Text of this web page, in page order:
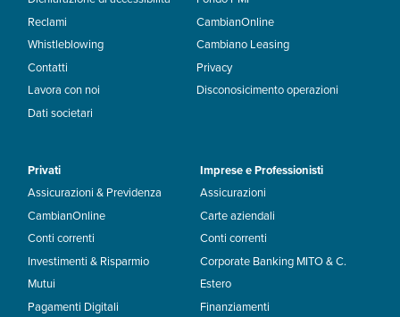
Reclami
Whistleblowing
Contatti
Lavora con noi
Dati societari
CambianOnline
Cambiano Leasing
Privacy
Disconosicimento operazioni
Privati
Assicurazioni & Previdenza
CambianOnline
Conti correnti
Investimenti & Risparmio
Mutui
Pagamenti Digitali
Imprese e Professionisti
Assicurazioni
Carte aziendali
Conti correnti
Corporate Banking MITO & C.
Estero
Finanziamenti